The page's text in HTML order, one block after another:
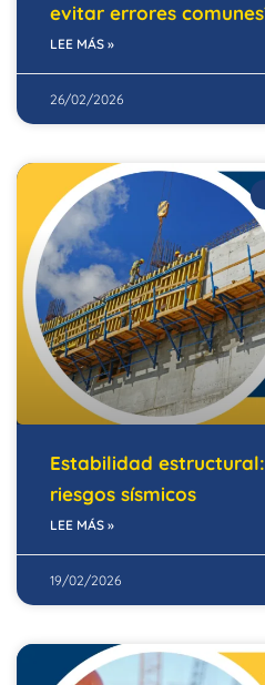
evitar errores
LEE MÁS »
26/02/2026
Estabilidad
riesgos sísmicos
LEE MÁS »
19/02/2026